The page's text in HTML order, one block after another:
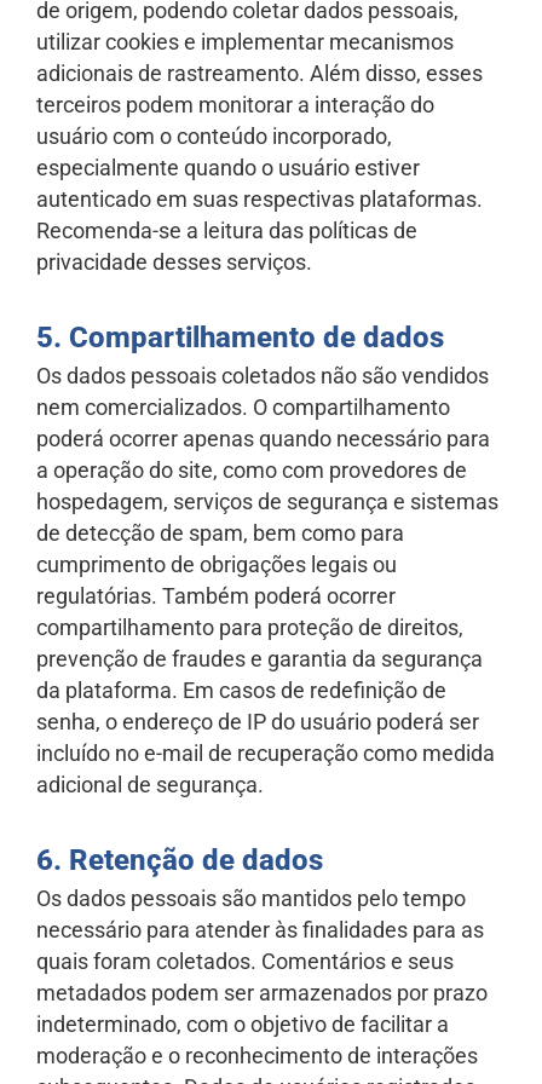
de origem, podendo coletar dados pessoais,
utilizar cookies e implementar mecanismos
adicionais de rastreamento. Além disso, esses
terceiros podem monitorar a interação do
usuário com o conteúdo incorporado,
especialmente quando o usuário estiver
autenticado em suas respectivas plataformas.
Recomenda-se a leitura das políticas de
privacidade desses serviços.
5. Compartilhamento de dados
Os dados pessoais coletados não são vendidos
nem comercializados. O compartilhamento
poderá ocorrer apenas quando necessário para
a operação do site, como com provedores de
hospedagem, serviços de segurança e sistemas
de detecção de spam, bem como para
cumprimento de obrigações legais ou
regulatórias. Também poderá ocorrer
compartilhamento para proteção de direitos,
prevenção de fraudes e garantia da segurança
da plataforma. Em casos de redefinição de
senha, o endereço de IP do usuário poderá ser
incluído no e-mail de recuperação como medida
adicional de segurança.
6. Retenção de dados
Os dados pessoais são mantidos pelo tempo
necessário para atender às finalidades para as
quais foram coletados. Comentários e seus
metadados podem ser armazenados por prazo
indeterminado, com o objetivo de facilitar a
moderação e o reconhecimento de interações